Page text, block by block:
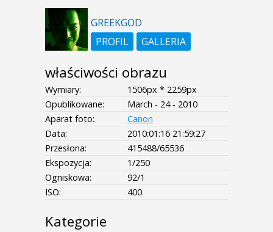
GREEKGOD
PROFIL
GALLERIA
właściwości obrazu
Wymiary:
1506px * 2259px
Opublikowane:
March - 24 - 2010
Aparat foto:
Canon
Data:
2010:01:16 21:59:27
Przesłona:
415488/65536
Ekspozycja:
1/250
Ogniskowa:
92/1
ISO:
400
Kategorie